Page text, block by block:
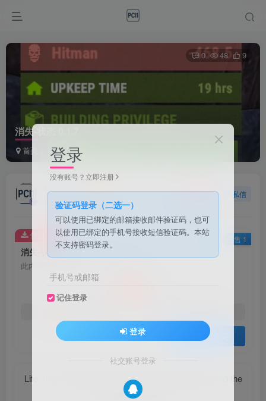
消失-状态 0.1.7
首页 会员和积分下载
0 48 9
PCI1
1个月前发布
关注 私信
消失-状态 0.1.7
此内容为付费资源，请付费后查看
登录购买
付费资源 已售 1
Life, there will always be the unexpected warmth and the
endless hope.
登录
没有账号？立即注册
验证码登录（二选一）
可以使用已绑定的邮箱接收邮件验证码，也可
以使用已绑定的手机号接收短信验证码。本站
不支持密码登录。
手机号或邮箱
记住登录
登录
社交账号登录